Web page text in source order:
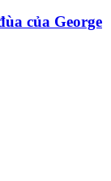
của George